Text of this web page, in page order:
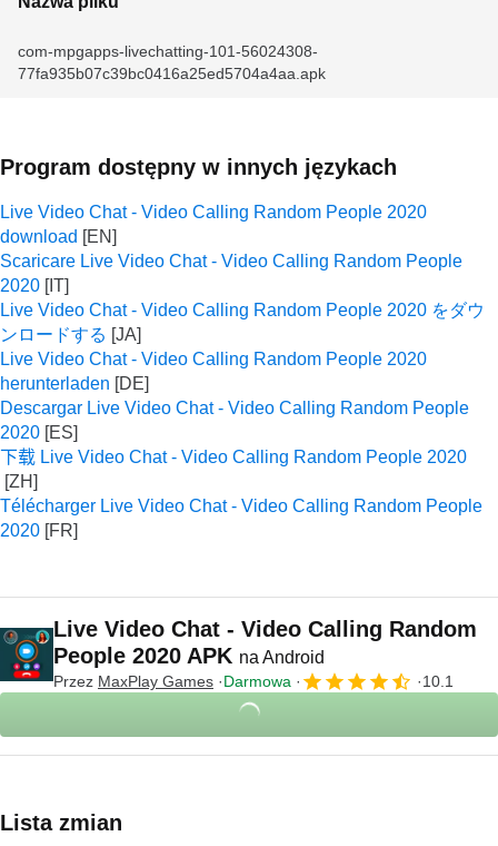
com-mpgapps-livechatting-101-56024308-
77fa935b07c39bc0416a25ed5704a4aa.apk
Program dostępny w innych językach
Live Video Chat - Video Calling Random People 2020
download
Scaricare Live Video Chat - Video Calling Random People
2020
Live Video Chat - Video Calling Random People 2020 をダウ
ンロードする
Live Video Chat - Video Calling Random People 2020
herunterladen
Descargar Live Video Chat - Video Calling Random People
2020
下载 Live Video Chat - Video Calling Random People 2020
Télécharger Live Video Chat - Video Calling Random People
2020
Live Video Chat - Video Calling Random
People 2020 APK na Android
Przez MaxPlay Games Darmowa 10.1
Lista zmian